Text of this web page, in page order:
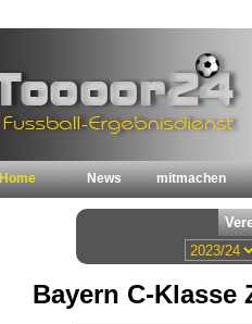
Home News mitmachen
Bayern C-Klasse